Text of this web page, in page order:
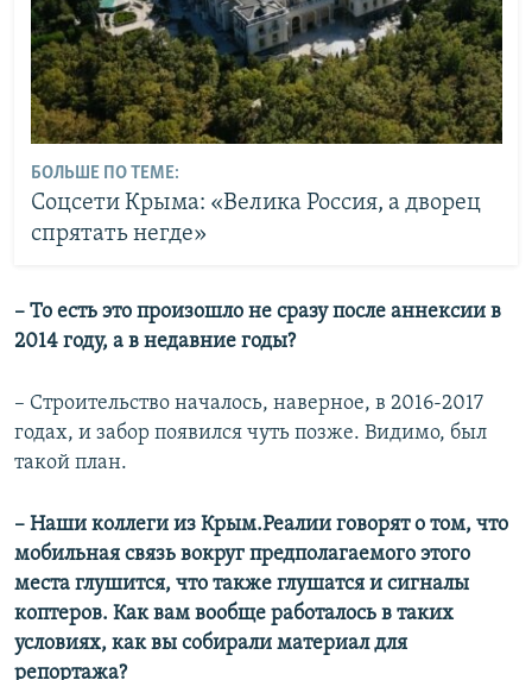
БОЛЬШЕ ПО ТЕМЕ:
Соцсети Крыма: «Велика Россия, а дворец
спрятать негде»
– То есть это произошло не сразу после аннексии в
2014 году, а в недавние годы?
– Строительство началось, наверное, в 2016-2017
годах, и забор появился чуть позже. Видимо, был
такой план.
– Наши коллеги из Крым.Реалии говорят о том, что
мобильная связь вокруг предполагаемого этого
места глушится, что также глушатся и сигналы
коптеров. Как вам вообще работалось в таких
условиях, как вы собирали материал для
репортажа?